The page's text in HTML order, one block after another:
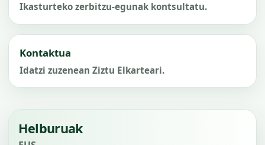
Ikasturteko zerbitzu-egunak kontsultatu.
Kontaktua
Idatzi zuzenean Ziztu Elkarteari.
Helburuak